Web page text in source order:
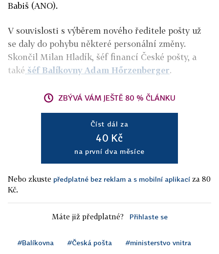
Babiš (ANO).
V souvislosti s výběrem nového ředitele pošty už
se daly do pohybu některé personální změny.
Skončil Milan Hladík, šéf financí České pošty, a
také šéf Balíkovny Adam Hőrzenberger.
ZBÝVÁ VÁM JEŠTĚ 80 % ČLÁNKU
Číst dál za
40 Kč
na první dva měsíce
Nebo zkuste předplatné bez reklam a s mobilní aplikací za 80
Kč.
Máte již předplatné? Přihlaste se
#Balíkovna #Česká pošta #ministerstvo vnitra